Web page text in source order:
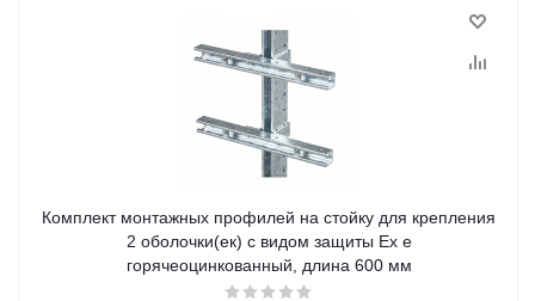
Комплект монтажных профилей на стойку для крепления
2 оболочки(ек) с видом защиты Ex e
горячеоцинкованный, длина 600 мм